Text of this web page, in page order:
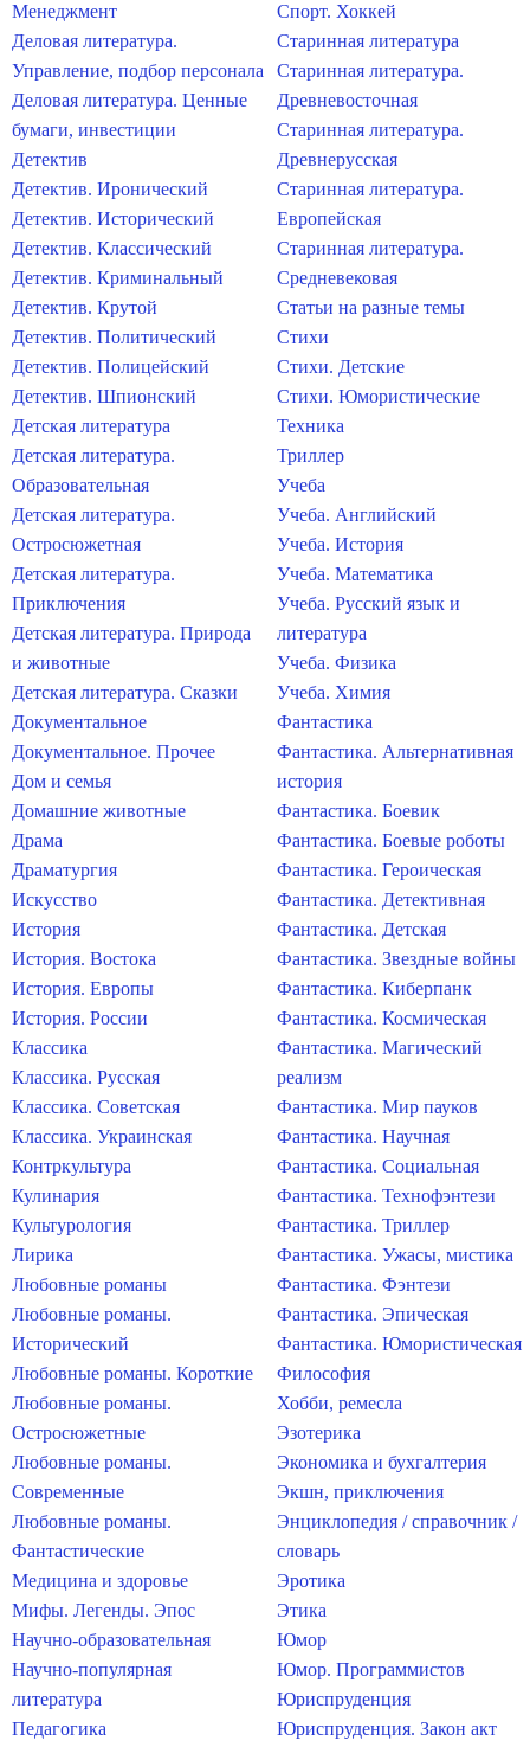
Менеджмент
Деловая литература.
Управление, подбор персонала
Деловая литература. Ценные
бумаги, инвестиции
Детектив
Детектив. Иронический
Детектив. Исторический
Детектив. Классический
Детектив. Криминальный
Детектив. Крутой
Детектив. Политический
Детектив. Полицейский
Детектив. Шпионский
Детская литература
Детская литература.
Образовательная
Детская литература.
Остросюжетная
Детская литература.
Приключения
Детская литература. Природа
и животные
Детская литература. Сказки
Документальное
Документальное. Прочее
Дом и семья
Домашние животные
Драма
Драматургия
Искусство
История
История. Востока
История. Европы
История. России
Классика
Классика. Русская
Классика. Советская
Классика. Украинская
Контркультура
Кулинария
Культурология
Лирика
Любовные романы
Любовные романы.
Исторический
Любовные романы. Короткие
Любовные романы.
Остросюжетные
Любовные романы.
Современные
Любовные романы.
Фантастические
Медицина и здоровье
Мифы. Легенды. Эпос
Научно-образовательная
Научно-популярная
литература
Педагогика
Спорт. Хоккей
Старинная литература
Старинная литература.
Древневосточная
Старинная литература.
Древнерусская
Старинная литература.
Европейская
Старинная литература.
Средневековая
Статьи на разные темы
Стихи
Стихи. Детские
Стихи. Юмористические
Техника
Триллер
Учеба
Учеба. Английский
Учеба. История
Учеба. Математика
Учеба. Русский язык и
литература
Учеба. Физика
Учеба. Химия
Фантастика
Фантастика. Альтернативная
история
Фантастика. Боевик
Фантастика. Боевые роботы
Фантастика. Героическая
Фантастика. Детективная
Фантастика. Детская
Фантастика. Звездные войны
Фантастика. Киберпанк
Фантастика. Космическая
Фантастика. Магический
реализм
Фантастика. Мир пауков
Фантастика. Научная
Фантастика. Социальная
Фантастика. Технофэнтези
Фантастика. Триллер
Фантастика. Ужасы, мистика
Фантастика. Фэнтези
Фантастика. Эпическая
Фантастика. Юмористическая
Философия
Хобби, ремесла
Эзотерика
Экономика и бухгалтерия
Экшн, приключения
Энциклопедия / справочник /
словарь
Эротика
Этика
Юмор
Юмор. Программистов
Юриспруденция
Юриспруденция. Закон акт